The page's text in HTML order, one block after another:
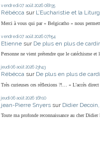
vendredi 07 août 2026 08h35
Rébécca sur L’Eucharistie et la
Merci à vous qui par « Belgicatho » nous
vendredi 07 août 2026 07h54
Etienne sur De plus en plus de
Personne ne vient prétendre que le catéchisme et
jeudi 06 août 2026 23h43
Rébécca sur De plus en plus de
Très curieuses ces réflexions ?!… « L'accès direct
jeudi 06 août 2026 16h10
jean-Pierre Snyers sur Didier
Toute ma profonde reconnaissance au cher